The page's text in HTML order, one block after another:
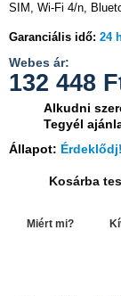
SIM, Wi-Fi 4/n,
Garanciális idő: 24
Webes ár:
132 448
Alkudni
Tegyél
Állapot: Érdeklődj!
Kosárba
Miért mi?